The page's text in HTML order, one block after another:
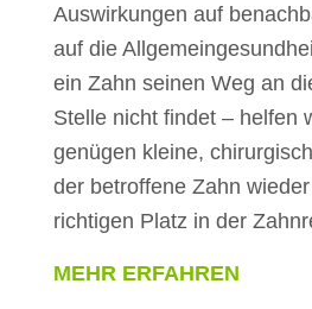
Auswirkungen auf
auf die
ein Zahn seinen Weg an
Stelle nicht findet – helfen
genügen kleine,
der betroffene Zahn
richtigen Platz in der
MEHR ERFAHREN